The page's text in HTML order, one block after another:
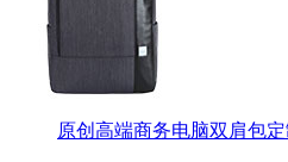
原创高端商务电脑双肩包定